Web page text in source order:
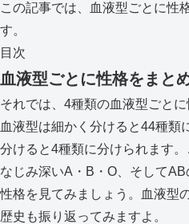
この記事では、血液型ごとに性
す。
目次
血液型ごとに性格をまと
それでは、4種類の血液型ごと
血液型は細かく分けると44種類
分けると4種類に分けられます
なじみ深いA・B・O、そして
性格を見てみましょう。血液型
歴史も振り返ってみますよ。